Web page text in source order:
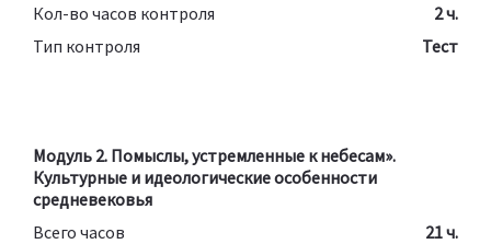
Кол-во часов контроля
2 ч.
Тип контроля
Тест
Модуль 2. Помыслы, устремленные к небесам».
Культурные и идеологические особенности
средневековья
Всего часов
21 ч.